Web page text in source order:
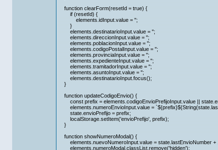
function clearForm(resetId = true) {
if (resetId) {
elements.idInput.value = '';
}
elements.destinatarioInput.value = '';
elements.direccionInput.value = '';
elements.poblacionInput.value = '';
elements.codigoPostalInput.value = '';
elements.provinciaInput.value = '';
elements.expedienteInput.value = '';
elements.tramitadorInput.value = '';
elements.asuntoInput.value = '';
elements.destinatarioInput.focus();
}
function updateCodigoEnvio() {
const prefix = elements.codigoEnvioPrefijoInput.value ||
elements.numeroEnvioInput.value =
state.envioPrefijo = prefix;
localStorage.setItem('envioPrefijo', prefix);
}
function showNumeroModal() {
elements.nuevoNumeroInput.value = state.lastEnvioNumber +
elements.numeroModal.classList.remove('hidden');